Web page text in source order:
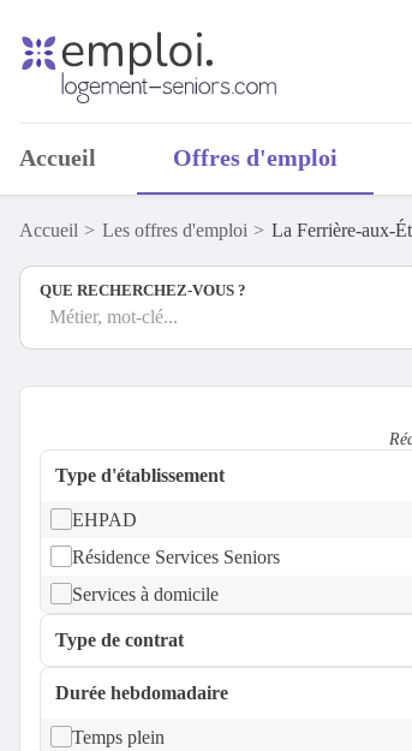
Accueil Offres d'emploi
Accueil Les offres d'emploi La Ferrière-aux-
QUE RECHERCHEZ-VOUS ?
Métier, mot-clé...
Type d'établissement
EHPAD
Résidence Services Seniors
Services à domicile
Type de contrat
Durée hebdomadaire
Temps plein